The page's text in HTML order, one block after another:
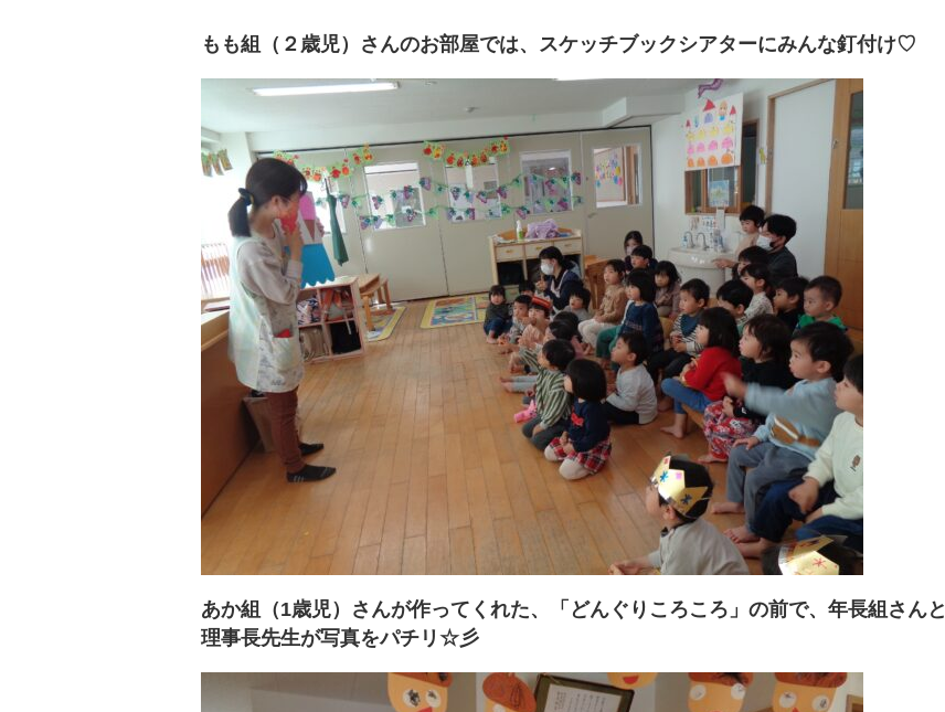
もも組（２歳児）さんのお部屋では、スケッチブックシアターにみんな釘付け♡
あか組（1歳児）さんが作ってくれた、「どんぐりころころ」の前で、年長組さんと
理事長先生が写真をパチリ☆彡